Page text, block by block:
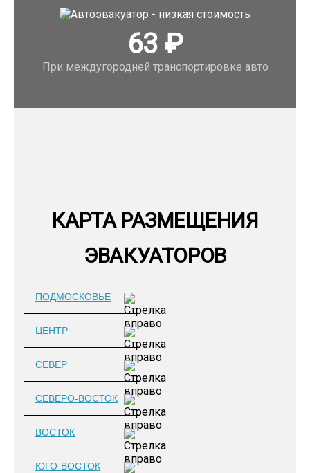
63₽
При междугородней транспортировке авто
КАРТА РАЗМЕЩЕНИЯ
ЭВАКУАТОРОВ
ПОДМОСКОВЬЕ
ЦЕНТР
СЕВЕР
СЕВЕРО-ВОСТОК
ВОСТОК
ЮГО-ВОСТОК